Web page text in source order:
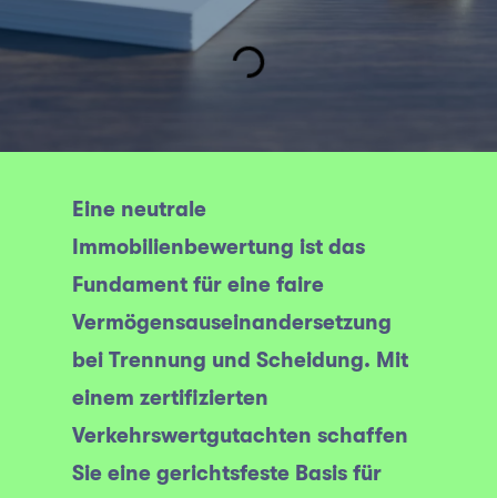
Eine neutrale
Immobilienbewertung ist das
Fundament für eine faire
Vermögensauseinandersetzung
bei Trennung und Scheidung. Mit
einem zertifizierten
Verkehrswertgutachten schaffen
Sie eine gerichtsfeste Basis für